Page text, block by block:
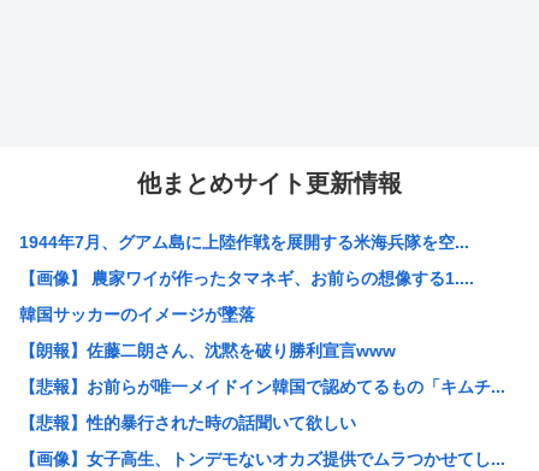
他まとめサイト更新情報
1944年7月、グアム島に上陸作戦を展開する米海兵隊を空...
【画像】 農家ワイが作ったタマネギ、お前らの想像する1....
韓国サッカーのイメージが墜落
【朗報】佐藤二朗さん、沈黙を破り勝利宣言www
【悲報】お前らが唯一メイドイン韓国で認めてるもの「キムチ...
【悲報】性的暴行された時の話聞いて欲しい
【画像】女子高生、トンデモないオカズ提供でムラつかせてし...